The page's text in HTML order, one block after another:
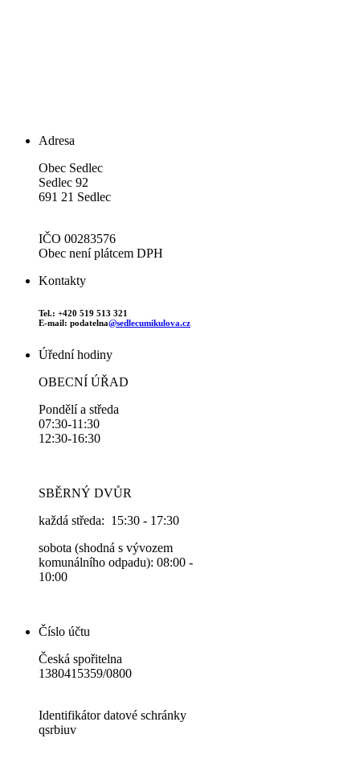
Adresa
Obec Sedlec
Sedlec 92
691 21 Sedlec
IČO 00283576
Obec není plátcem DPH
Kontakty
Tel.: +420 519 513 321
E-mail: podatelna@sedlecumikulova.cz
Úřední hodiny
OBECNÍ ÚŘAD
Pondělí a středa
07:30-11:30
12:30-16:30
SBĚRNÝ DVŮR
každá středa: 15:30 - 17:30
sobota (shodná s vývozem
komunálního odpadu): 08:00 -
10:00
Číslo účtu
Česká spořitelna
1380415359/0800
Identifikátor datové schránky
qsrbiuv